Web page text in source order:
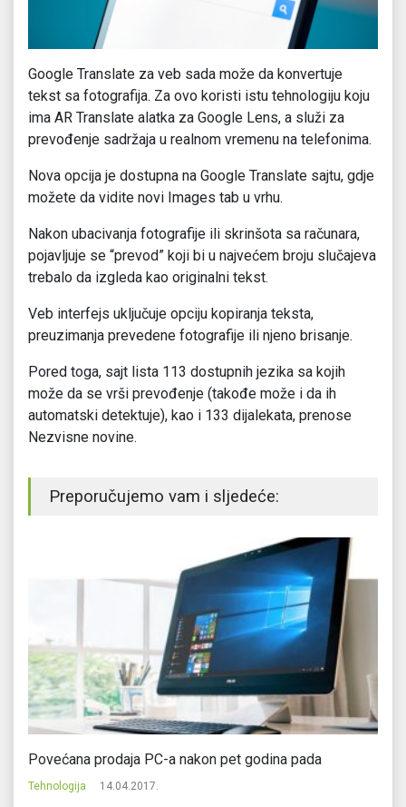
Google Translate za veb sada može da konvertuje
tekst sa fotografija. Za ovo koristi istu tehnologiju koju
ima AR Translate alatka za Google Lens, a služi za
prevođenje sadržaja u realnom vremenu na telefonima.
Nova opcija je dostupna na Google Translate sajtu, gdje
možete da vidite novi Images tab u vrhu.
Nakon ubacivanja fotografije ili skrinšota sa računara,
pojavljuje se “prevod” koji bi u najvećem broju slučajeva
trebalo da izgleda kao originalni tekst.
Veb interfejs uključuje opciju kopiranja teksta,
preuzimanja prevedene fotografije ili njeno brisanje.
Pored toga, sajt lista 113 dostupnih jezika sa kojih
može da se vrši prevođenje (takođe može i da ih
automatski detektuje), kao i 133 dijalekata, prenose
Nezvisne novine.
Preporučujemo vam i sljedeće:
Povećana prodaja PC-a nakon pet godina pada
Tehnologija 14.04.2017.